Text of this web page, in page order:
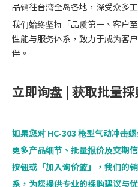
品销往台湾全岛各地，深受众多
我们始终坚持「品质第一、客户
性能与服务体系，致力于成为客
伴。
立即询盘 | 获取批量
如果您对 HC-303 枪型气动冲击
更多产品细节、批量报价及交期
按钮或「加入询价篮」，我们的
系，为您提供专业的採购建议与